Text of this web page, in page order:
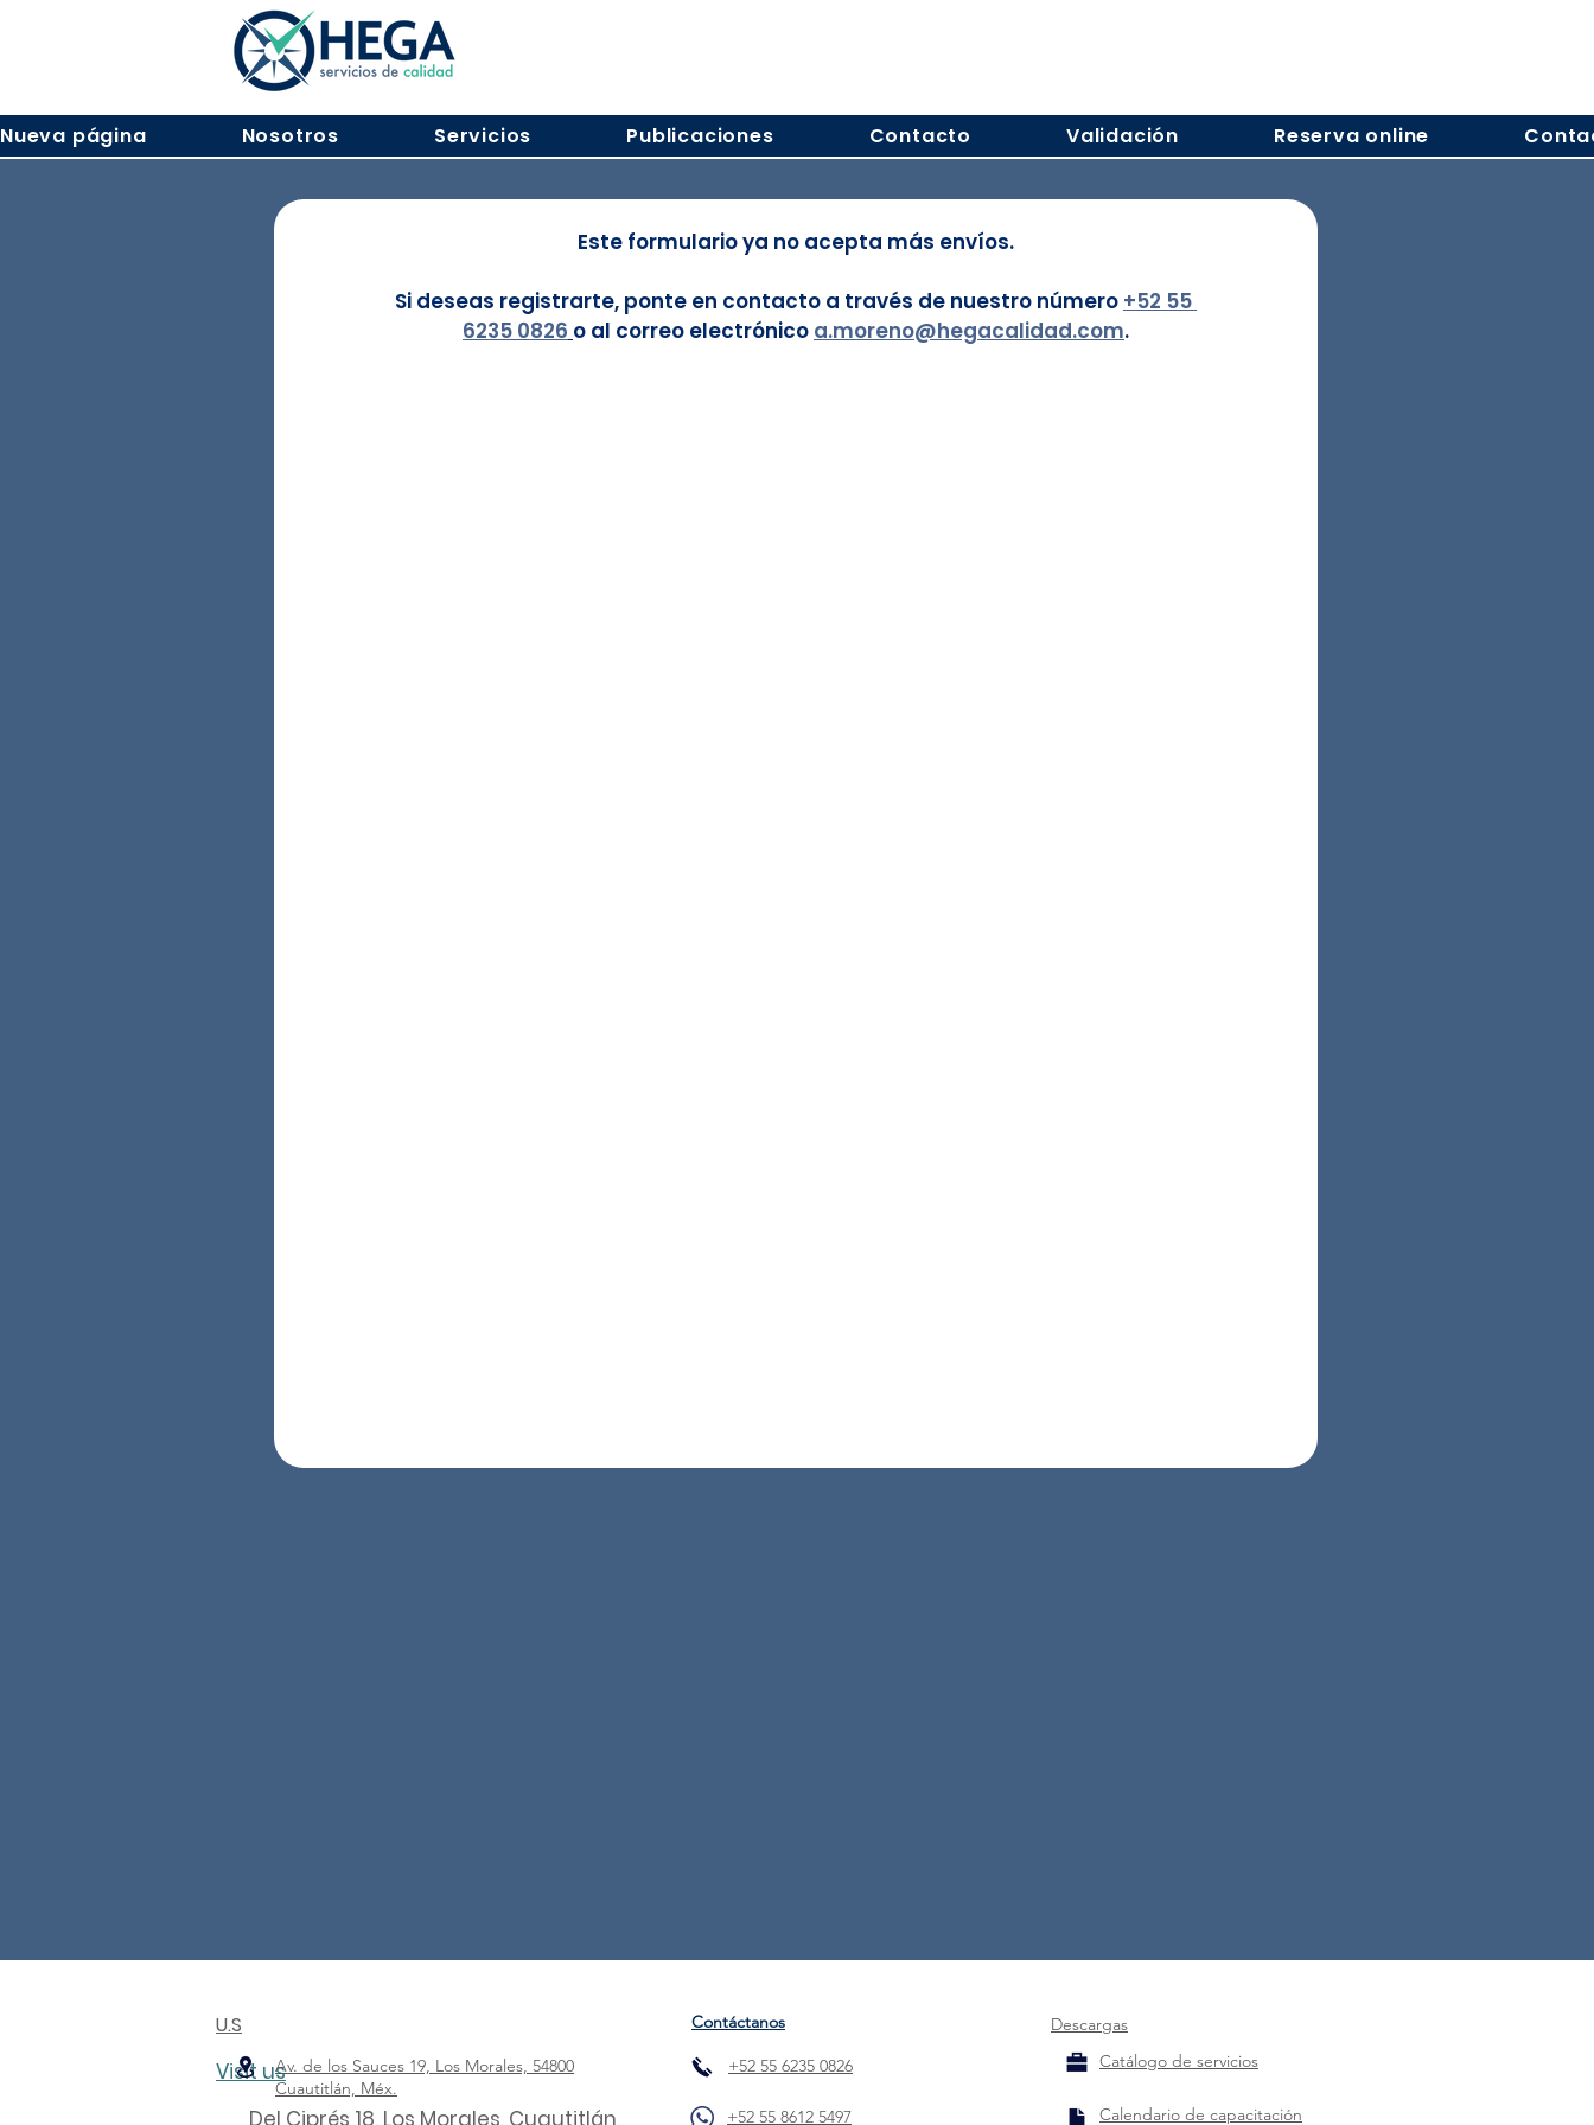
Nueva página Nosotros Servicios Publicaciones Contacto Validación Reserva online
Este formulario ya no acepta más envíos.
Si deseas registrarte, ponte en contacto a través de nuestro número +52 55
6235 0826 o al correo electrónico a.moreno@hegacalidad.com.
U.S
Visit us
Del Ciprés 18, Los Morales, Cuautitlán,
Av. de los Sauces 19, Los Morales, 54800
Cuautitlán, Méx.
Contáctanos
+52 55 8612 5497
+52 55 6235 0826
Descargas
Catálogo de servicios
Calendario de capacitación